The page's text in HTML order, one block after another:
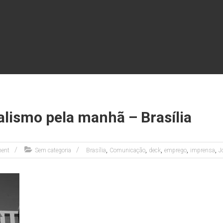
pela manhã – Brasília
Sem categoria Brasília, Comunicação, deck, emprego, imprensa,